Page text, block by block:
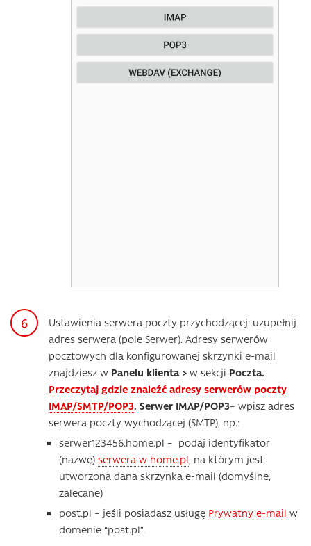
Ustawienia serwera poczty przychodzącej: uzupełnij
adres serwera (pole Serwer). Adresy serwerów
pocztowych dla konfigurowanej skrzynki e-mail
znajdziesz w Panelu klienta > w sekcji Poczta.
Przeczytaj gdzie znaleźć adresy serwerów poczty
IMAP/SMTP/POP3. Serwer IMAP/POP3– wpisz adres
serwera poczty wychodzącej (SMTP), np.:
serwer123456.home.pl – podaj identyfikator
(nazwę) serwera w home.pl , na którym jest
utworzona dana skrzynka e-mail (domyślne,
zalecane)
post.pl – jeśli posiadasz usługę Prywatny e-mail w
domenie “post.pl”.